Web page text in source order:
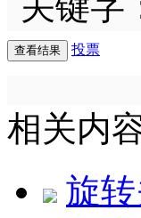
投票
相关内
旋